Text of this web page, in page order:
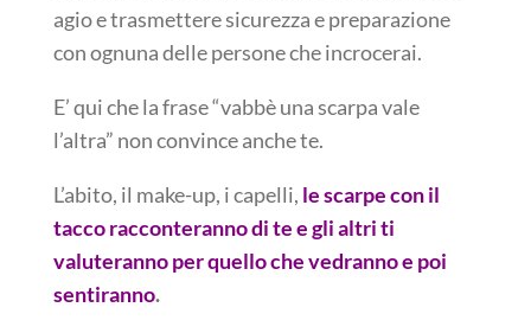
agio e trasmettere sicurezza e preparazione
con ognuna delle persone che incrocerai.
E’ qui che la frase “vabbè una scarpa vale
l’altra” non convince anche te.
L’abito, il make-up, i capelli, le scarpe con il
tacco racconteranno di te e gli altri ti
valuteranno per quello che vedranno e poi
sentiranno.